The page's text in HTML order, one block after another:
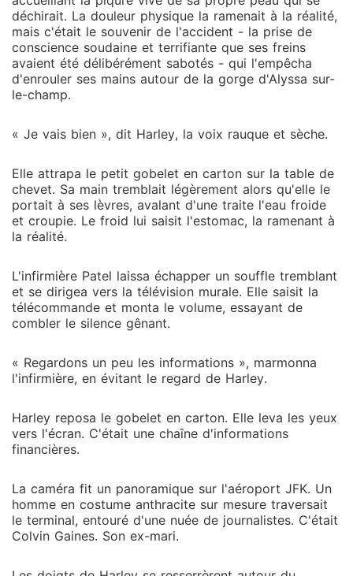
déchirait. La douleur physique la ramenait à la réalité,
mais c'était le souvenir de l'accident - la prise de
conscience soudaine et terrifiante que ses freins
avaient été délibérément sabotés - qui l'empêcha
d'enrouler ses mains autour de la gorge d'Alyssa sur-
le-champ.
« Je vais bien », dit Harley, la voix rauque et sèche.
Elle attrapa le petit gobelet en carton sur la table de
chevet. Sa main tremblait légèrement alors qu'elle le
portait à ses lèvres, avalant d'une traite l'eau froide
et croupie. Le froid lui saisit l'estomac, la ramenant à
la réalité.
L'infirmière Patel laissa échapper un souffle tremblant
et se dirigea vers la télévision murale. Elle saisit la
télécommande et monta le volume, essayant de
combler le silence gênant.
« Regardons un peu les informations », marmonna
l'infirmière, en évitant le regard de Harley.
Harley reposa le gobelet en carton. Elle leva les yeux
vers l'écran. C'était une chaîne d'informations
financières.
La caméra fit un panoramique sur l'aéroport JFK. Un
homme en costume anthracite sur mesure traversait
le terminal, entouré d'une nuée de journalistes. C'était
Colvin Gaines. Son ex-mari.